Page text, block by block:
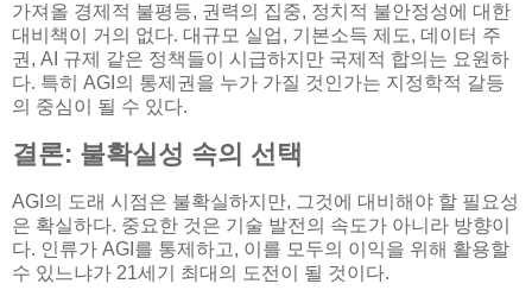
가져올 경제적 불평등, 권력의 집중, 정치적 불안정성에 대한
대비책이 거의 없다. 대규모 실업, 기본소득 제도, 데이터 주
권, AI 규제 같은 정책들이 시급하지만 국제적 합의는 요원하
다. 특히 AGI의 통제권을 누가 가질 것인가는 지정학적 갈등
의 중심이 될 수 있다.
결론: 불확실성 속의 선택
AGI의 도래 시점은 불확실하지만, 그것에 대비해야 할 필요성
은 확실하다. 중요한 것은 기술 발전의 속도가 아니라 방향이
다. 인류가 AGI를 통제하고, 이를 모두의 이익을 위해 활용할
수 있느냐가 21세기 최대의 도전이 될 것이다.